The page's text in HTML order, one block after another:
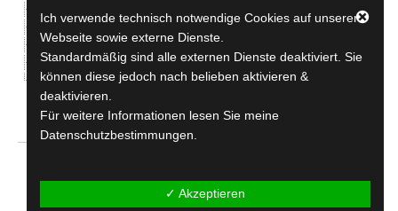
News
Kontakt + GB
Datenschutzerklärung
Impressum
travel-addicted since 1990
Ich verwende technisch notwendige Cookies auf unserer
Webseite sowie externe Dienste.
Standardmäßig sind alle externen Dienste deaktiviert. Sie
können diese jedoch nach belieben aktivieren &
deaktivieren.
Für weitere Informationen lesen Sie meine
Datenschutzbestimmungen.
✓ Akzeptieren